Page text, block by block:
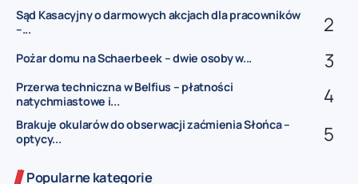
Sąd Kasacyjny o darmowych akcjach dla pracowników
–...
Pożar domu na Schaerbeek – dwie osoby w...
Przerwa techniczna w Belfius – płatności
natychmiastowe i...
Brakuje okularów do obserwacji zaćmienia Słońca –
optycy...
Popularne kategorie